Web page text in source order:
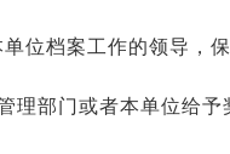
位档案工作的领导，
理部门或者本单位给予